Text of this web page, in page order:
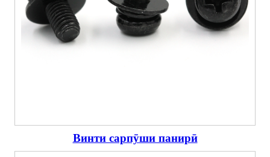
Винти сарпӯши панирӣ